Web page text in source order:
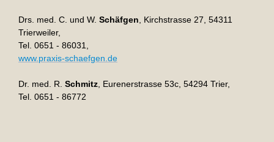
Drs. med. C. und W. Schäfgen, Kirchstrasse 27, 54311
Trierweiler,
Tel. 0651 - 86031,
www.praxis-schaefgen.de
Dr. med. R. Schmitz, Eurenerstrasse 53c, 54294 Trier,
Tel. 0651 - 86772